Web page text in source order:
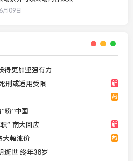
月09日
得更加坚强有力
新
刑或适用受限
热
粉”中国
新
” 南大回应
热
大幅涨价
逝世 终年38岁